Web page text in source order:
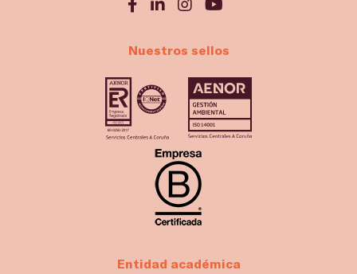
Nuestros sellos
Entidad académica